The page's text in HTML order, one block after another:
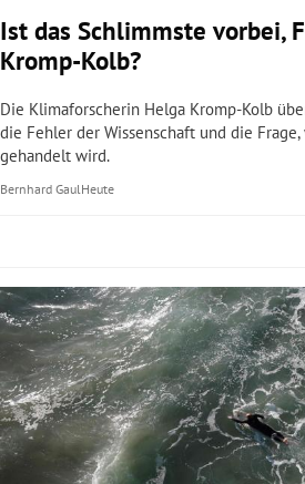
Untermenü
Untermenü
Untermenü
Untermenü
Untermenü
Untermenü
Untermenü
Untermenü
Ist das Schlimmste vorbei,
Kromp-Kolb?
Die Klimaforscherin Helga Kromp-Kolb
die Fehler der Wissenschaft und die
gehandelt wird.
Bernhard Gaul Heute